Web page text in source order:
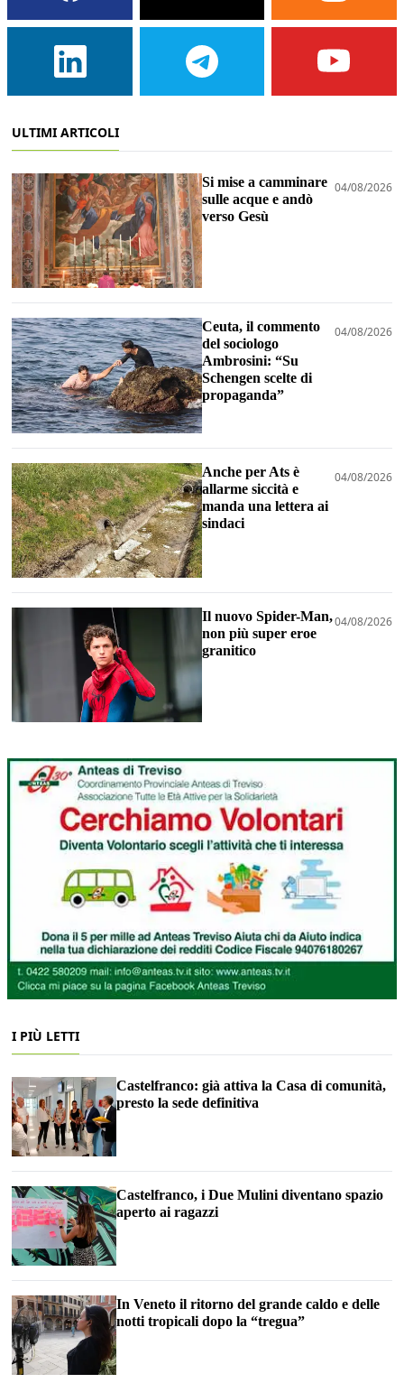
ULTIMI ARTICOLI
Si mise a camminare
sulle acque e andò
verso Gesù
04/08/2026
Ceuta, il commento
del sociologo
Ambrosini: “Su
Schengen scelte di
propaganda”
04/08/2026
Anche per Ats è
allarme siccità e
manda una lettera ai
sindaci
04/08/2026
Il nuovo Spider-Man,
non più super eroe
granitico
04/08/2026
I PIÙ LETTI
Castelfranco: già attiva la Casa di comunità,
presto la sede definitiva
Castelfranco, i Due Mulini diventano spazio
aperto ai ragazzi
In Veneto il ritorno del grande caldo e delle
notti tropicali dopo la “tregua”